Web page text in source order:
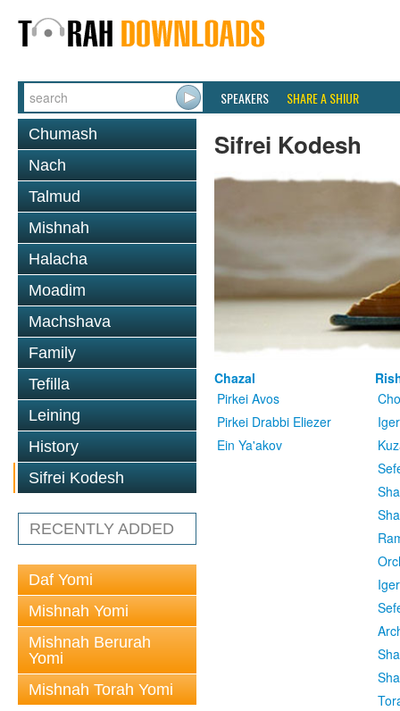
SPEAKERS SHARE A SHIUR
Chumash
Nach
Talmud
Mishnah
Halacha
Moadim
Machshava
Family
Tefilla
Leining
History
Sifrei Kodesh
RECENTLY ADDED
Daf Yomi
Mishnah Yomi
Mishnah Berurah
Yomi
Mishnah Torah Yomi
Sifrei Kodesh
Chazal
Pirkei Avos
Pirkei Drabbi Eliezer
Ein Ya'akov